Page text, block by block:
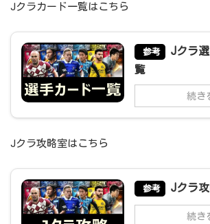
Jクラカード一覧はこちら
参考
Jクラ
覧
続き
Jクラ攻略室はこちら
参考 Jクラ
続き